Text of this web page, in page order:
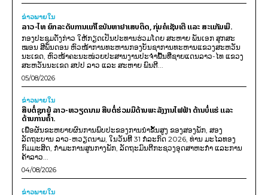
ຂ່າວພາຍ​ໃນ
ລາວ-ໄທ ຍົກລະດັບການແກ້ໄຂບັນຫາຢາເສບຕິດ, ກຸ່ມຄໍເຊັນເຕີ ແລະ ສະແກັມເມີ.
ກອງປະຊຸມດັ່ງກ່າວ ໃຫ້ກຽດເປັນປະທານຮ່ວມໂດຍ ສະຫາຍ ພັນເອກ ສຸກສະ
ໝອນ ສີພັນດອນ ຫົວໜ້າການທະຫານກອງບັນຊາການທະຫານແຂວງສະຫວັນ
ນະເຂດ, ຫົວໜ້າຄະນະໜ່ວຍປະສານງານປະຈຳພື້ນທີ່ຊາຍແດນລາວ-ໄທ ແຂວງ
ສະຫວັນນະເຂດ ສປປ ລາວ ແລະ ສະຫາຍ ພົນຕີ...
05/08/2026
ຂ່າວພາຍ​ໃນ
ສືບຕໍ່ຊຸກຍູ້ ລາວ-ຫວຽດນາມ ສືບຕໍ່ຮ່ວມມືດ້ານພະລັງງານໄຟຟ້າ ດ້ານບໍ່ແຮ່ ແລະ
ດ້ານການຄ້າ.
ເພື່ອຜັນຂະຫຍາຍຜົນການພົບປະຂອງການນຳຂັ້ນສູງ ຂອງສອງພັກ, ສອງ
ລັດຖະບານ ລາວ-ຫວຽດນາມ, ໃນວັນທີ 31 ກໍລະກົດ 2026, ທ່ານ ມະໄລທອງ
ກົມມະສິດ, ກຳມະການສູນກາງພັກ, ລັດຖະມົນຕີກະຊວງອຸດສາຫະກຳ ແລະການ
ຄ້າລາວ...
04/08/2026
ຂ່າວພາຍ​ໃນ